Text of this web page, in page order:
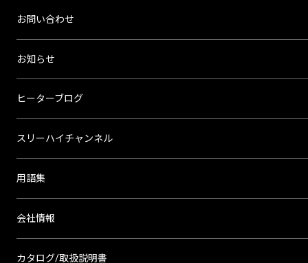
お問い合わせ
お知らせ
ヒーターブログ
スリーハイチャンネル
用語集
会社情報
カタログ/取扱説明書